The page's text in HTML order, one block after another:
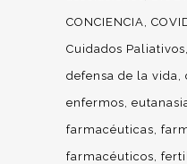
CONCIENCIA
Cuidados Paliativos
defensa de la vida
enfermos
farmacéuticas
farmacéuticos